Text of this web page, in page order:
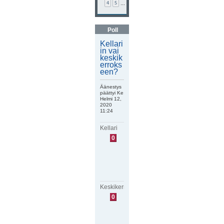
4
5
Poll
Kellari
in vai
keskik
erroks
een?
Äänestys
päättyi Ke
Helmi 12,
2020
11:24
Kellari
0
Keskikerros
0